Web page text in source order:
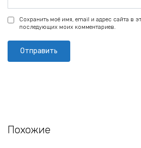
Сохранить моё имя, email и адрес сайта в
последующих моих комментариев.
Похожие